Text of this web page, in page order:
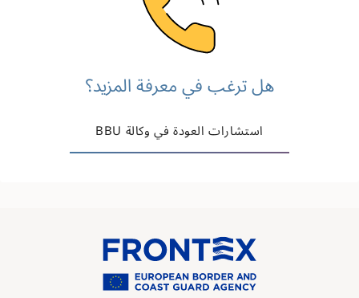
هل ترغب في معرفة المزيد؟
استشارات العودة في وكالة BBU